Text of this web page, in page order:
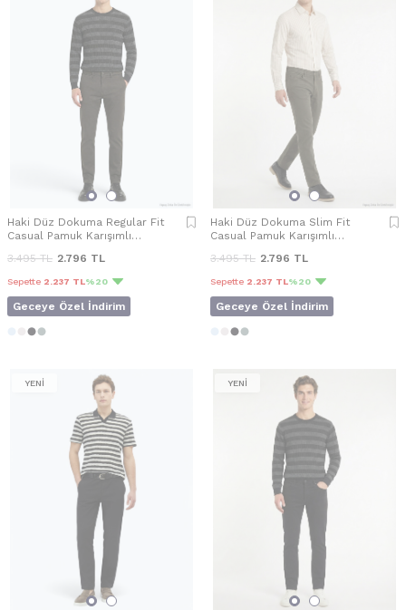
Haki Düz Dokuma Regular Fit
Casual Pamuk Karışımlı
3.495TL 2.796 TL
Sepette 2.237 TL%20
Geceye Özel İndirim
Haki Düz Dokuma Slim Fit
Casual Pamuk Karışımlı
3.495TL 2.796 TL
Sepette 2.237 TL%20
Geceye Özel İndirim
YENİ YENİ